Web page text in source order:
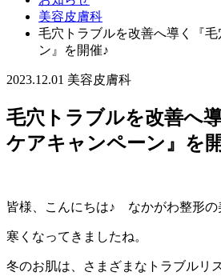
美容皮膚科
毛穴トラブルを改善へ導く『
ン』を開催♪
2023.12.01 美容皮膚科
毛穴トラブルを改善へ
ケアキャンペーン』を
皆様、こんにちは♪ なかがわ整形の
寒くなってきましたね。
冬のお肌は、さまざまなトラブルリ